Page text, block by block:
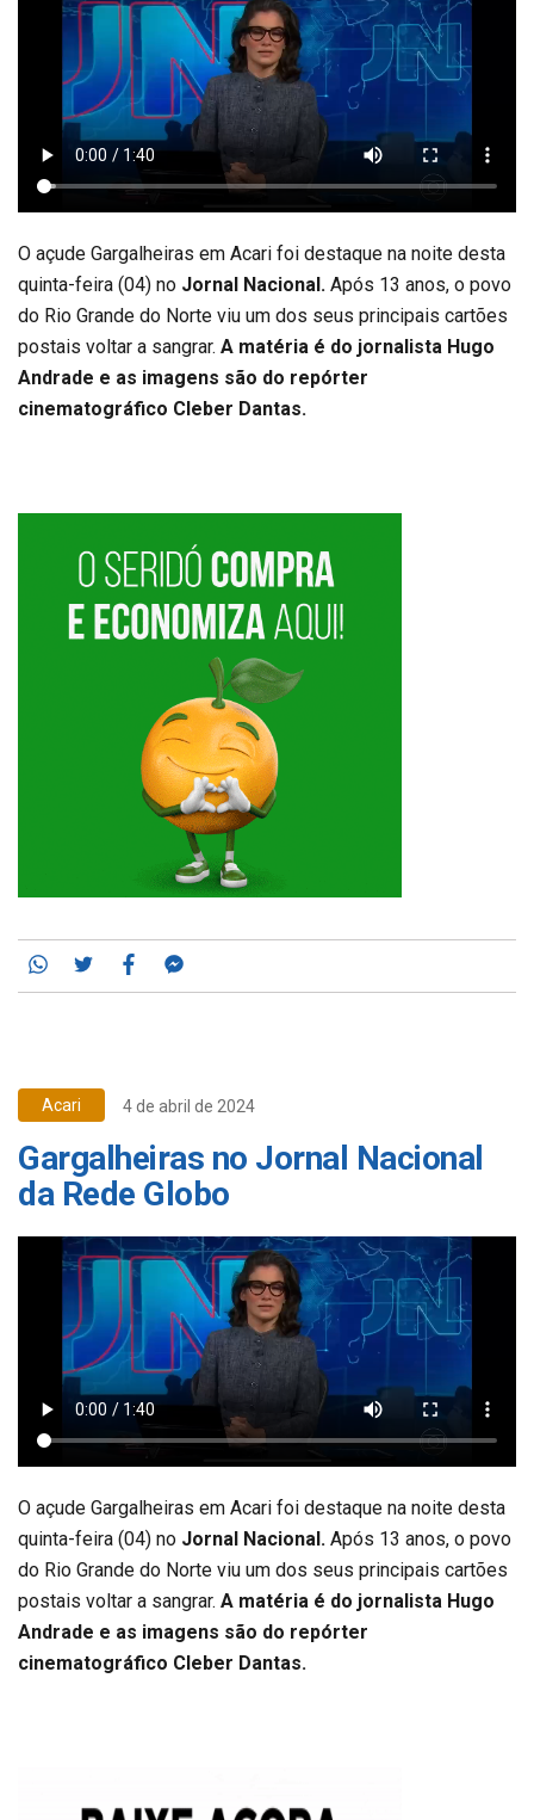
O açude Gargalheiras em Acari foi destaque na noite desta
quinta-feira (04) no Jornal Nacional. Após 13 anos, o povo
do Rio Grande do Norte viu um dos seus principais cartões
postais voltar a sangrar. A matéria é do jornalista Hugo
Andrade e as imagens são do repórter
cinematográfico Cleber Dantas.
Whatsapp
TwitterFacebook
Acari 4 de abril de 2024
Gargalheiras no Jornal Nacional
da Rede Globo
O açude Gargalheiras em Acari foi destaque na noite desta
quinta-feira (04) no Jornal Nacional. Após 13 anos, o povo
do Rio Grande do Norte viu um dos seus principais cartões
postais voltar a sangrar. A matéria é do jornalista Hugo
Andrade e as imagens são do repórter
cinematográfico Cleber Dantas.